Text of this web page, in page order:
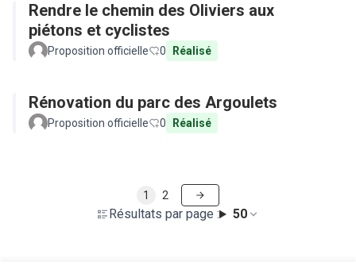
Rendre le chemin des Oliviers aux
piétons et cyclistes
Proposition officielle 0 Réalisé
Rénovation du parc des Argoulets
Proposition officielle 0 Réalisé
Résultats par page : 50
1 2